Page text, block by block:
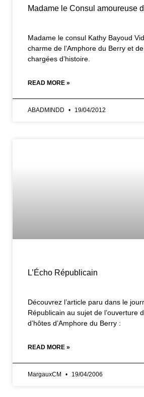
Madame le Consul amoureuse
Madame le consul Kathy Bayoud
charme de l’Amphore du Berry et
chargées d’histoire.
READ MORE »
ABADMINDD 19/04/2012
L’Écho Républicain
Découvrez l’article paru dans le
Républicain au sujet de l’ouverture
d’hôtes d’Amphore du Berry :
READ MORE »
MargauxCM 19/04/2006